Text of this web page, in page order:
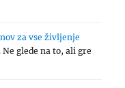
za vse življenje
Ne glede na to, ali gre